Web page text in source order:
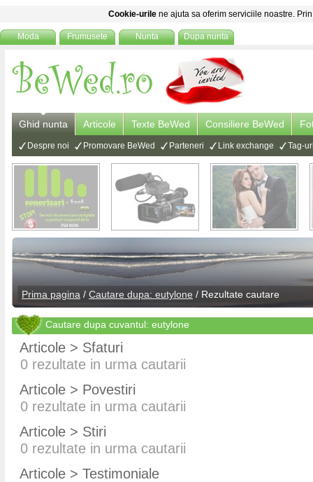
Cookie-urile ne ajuta sa oferim serviciile noastre.
Moda Frumusete Nunta Dupa nunta
Ghid nunta Articole Texte BeWed Consiliere BeWed
Despre noi Promovare BeWed Parteneri Link exchange Tag-
Prima pagina / Cautare dupa: eutylone / Rezultate cautare
Cautare dupa cuvantul: eutylone
Articole > Sfaturi
0 rezultate in urma cautarii
Articole > Povestiri
0 rezultate in urma cautarii
Articole > Stiri
0 rezultate in urma cautarii
Articole > Testimoniale